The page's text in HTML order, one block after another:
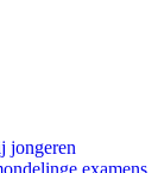
jongeren
examens